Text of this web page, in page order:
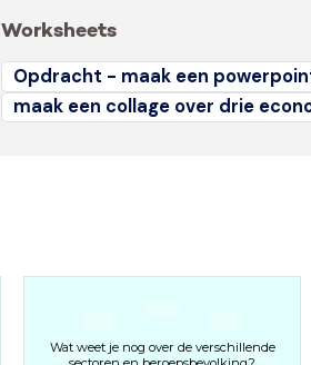
Worksheets
Opdracht - maak een
maak een collage over drie
Wat weet je nog over de verschillende